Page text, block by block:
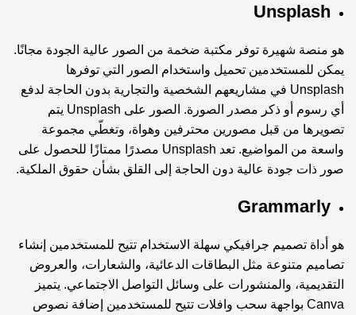
Unsplash
هو منصة شهيرة توفر مكتبة ضخمة من الصور عالية الجودة مجانًا.
يمكن للمستخدمين تحميل واستخدام الصور التي توفرها
Unsplash في مشاريعهم الشخصية والتجارية بدون الحاجة لدفع
أي رسوم أو ذكر مصدر الصورة. الصور على Unsplash يتم
تصويرها من قبل مصورين محترفين وهواة، وتغطّي مجموعة
واسعة من المواضيع. تعد Unsplash مصدرًا ممتازًا للحصول على
صور ذات جودة عالية دون الحاجة إلى القلق بشأن حقوق الملكية.
Grammarly
هو أداة تصميم جرافيكي سهلة الاستخدام تتيح للمستخدمين إنشاء
تصاميم متنوعة مثل البطاقات الدعائية، والشعارات، والعروض
التقديمية، والمنشورات على وسائل التواصل الاجتماعي. يتميز
Canva بواجهة سحب وافلات تتيح للمستخدمين إضافة نصوص